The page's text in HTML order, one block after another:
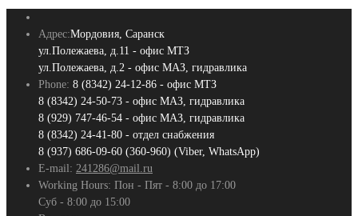
Адрес:Мордовия, Саранск
ул.Полежаева, д.11 - офис МТЗ
ул.Полежаева, д.2 - офис МАЗ, гидравлика
Phone: 8 (8342) 24-12-86 - офис МТЗ
8 (8342) 24-50-73 - офис МАЗ, гидравлика
8 (929) 747-46-54 - офис МАЗ, гидравлика
8 (8342) 24-41-80 - отдел снабжения
8 (937) 686-09-60 (360-960) (Viber, WhatsApp)
E-mail: 241286@mail.ru
Working Hours: Пон - Пят - 8:00 до 17:00
Суб - 8:00 до 15:00